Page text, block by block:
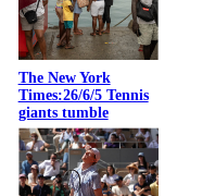
The New York
Times:26/6/5 Tennis
giants tumble